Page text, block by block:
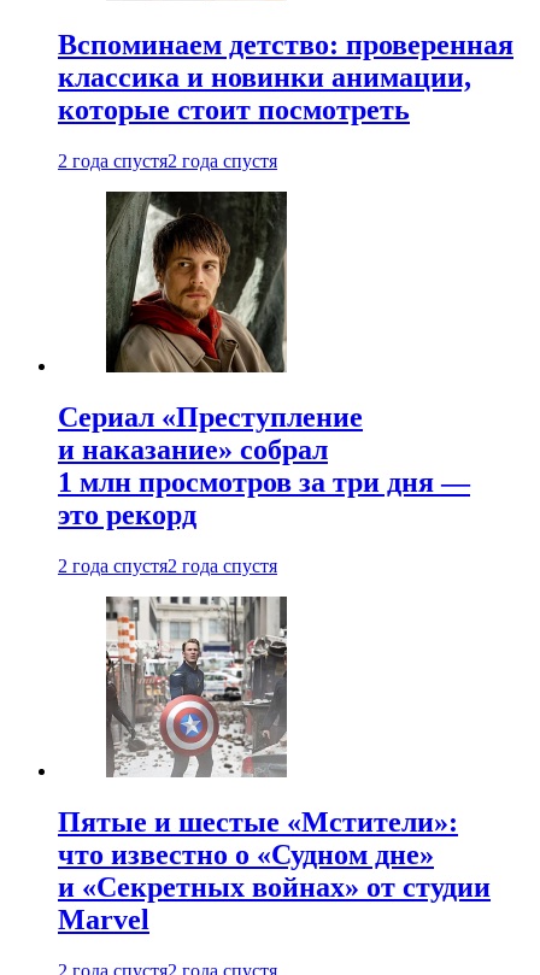
Вспоминаем детство: проверенная
классика и новинки анимации,
которые стоит посмотреть
2 года спустя2 года спустя
Сериал «Преступление
и наказание» собрал
1 млн просмотров за три дня —
это рекорд
2 года спустя2 года спустя
Пятые и шестые «Мстители»:
что известно о «Судном дне»
и «Секретных войнах» от студии
Marvel
2 года спустя2 года спустя